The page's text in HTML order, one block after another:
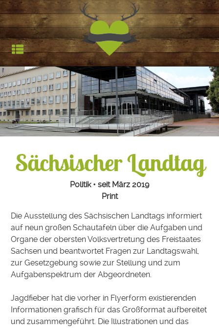
Jagdfieber |
HOCHSTAND
STARTSEITE
TROPHÄEN
REFERENZEN
Sächsischer Landtag
Politik • seit März 2019
Print
Die Ausstellung des Sächsischen Landtags informiert
auf neun großen Schautafeln über die Aufgaben und
Organe der obersten Volksvertretung des Freistaates
Sachsen und beantwortet Fragen zur Landtagswahl,
zur Gesetzgebung sowie zur Stellung und zum
Aufgabenspektrum der Abgeordneten.
Jagdfieber hat die vorher in Flyerform existierenden
Informationen grafisch für das Großformat aufbereitet
und zusammengeführt. Die Illustrationen und das